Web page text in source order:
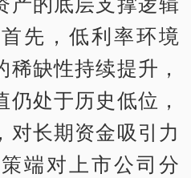
先，低利率环境
缺性持续提升，
处于历史低位，
对长期资金吸引力
端对上市公司分